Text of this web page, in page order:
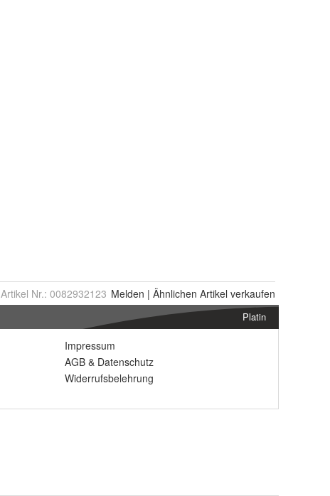
Artikel Nr.: 0082932123 Melden | Ähnlichen Artikel verkaufen
Platin
Impressum
AGB & Datenschutz
Widerrufsbelehrung